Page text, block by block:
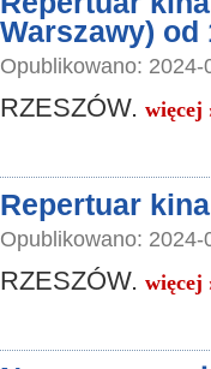
Warszawy) od
Opublikowano:
RZESZÓW. więcej
Repertuar
Opublikowano:
RZESZÓW. więcej